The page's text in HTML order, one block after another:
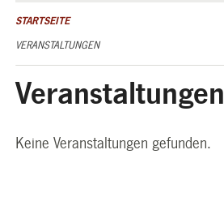
ÜBER UNS
STARTSEITE
VERANSTALTUNGEN
Veranstaltungen
Keine Veranstaltungen gefunden.